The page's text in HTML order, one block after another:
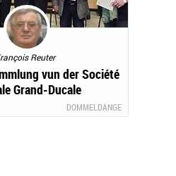
Reuter
vun der Société
Grand-Ducale
Februar
DOMMELDANGE